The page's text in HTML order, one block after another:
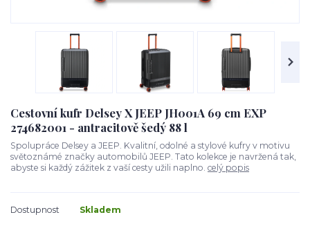
Cestovní kufr Delsey X JEEP JH001A 69 cm EXP
274682001 - antracitově šedý 88 l
Spolupráce Delsey a JEEP. Kvalitní, odolné a stylové kufry v motivu
světoznámé značky automobilů JEEP. Tato kolekce je navržená tak,
abyste si každý zážitek z vaší cesty užili naplno. celý popis
Dostupnost Skladem